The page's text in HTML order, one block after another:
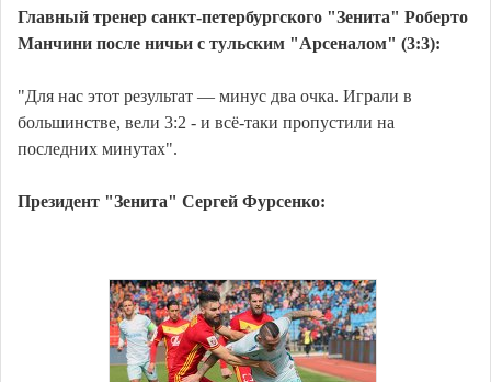
Главный тренер санкт-петербургского "Зенита" Роберто
Манчини после ничьи с тульским "Арсеналом" (3:3):
"Для нас этот результат — минус два очка. Играли в
большинстве, вели 3:2 - и всё-таки пропустили на
последних минутах".
Президент "Зенита" Сергей Фурсенко: